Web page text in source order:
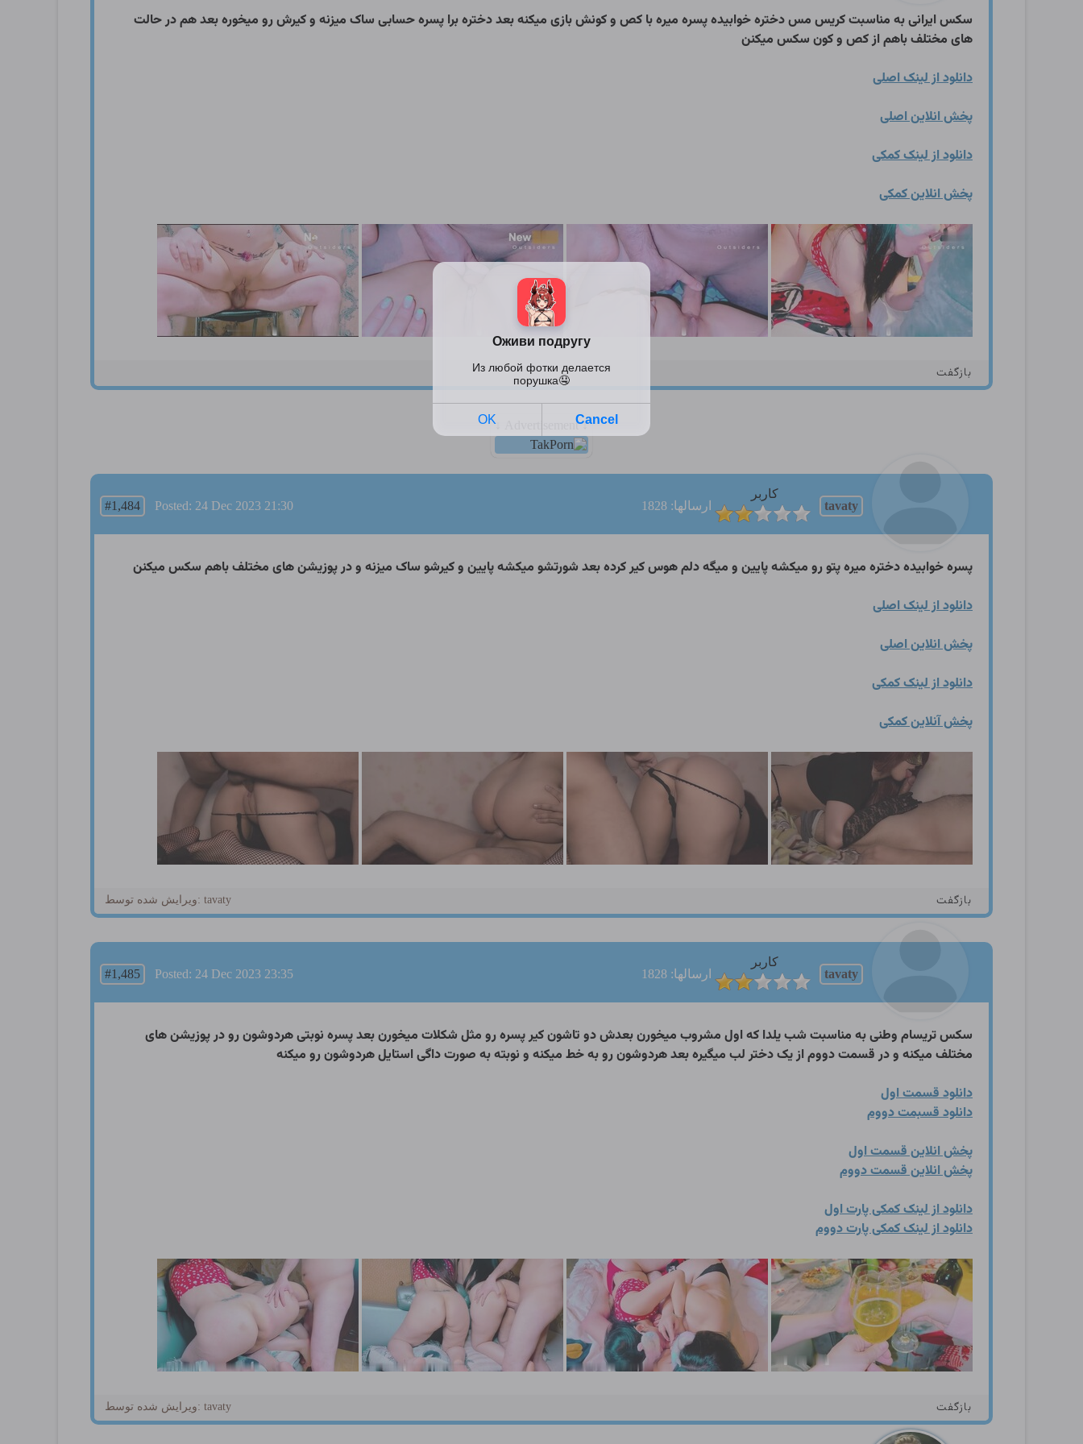
سکس ایرانی به مناسبت کریس مس دختره خوابیده پسره میره با کص و کونش بازی میکنه بعد دختره برا پسره حسابی ساک میزنه و کیرش رو میخوره بعد هم در حالت
های مختلف باهم از کص و کون سکس میکنن
دانلود از لینک اصلی
پخش انلاین اصلی
دانلود از لینک کمکی
پخش انلاین کمکی
بازگفت
↓ Advertisement ↓
tavaty
کاربر
ارسالها: 1828
#1,484 Posted: 24 Dec 2023 21:30
پسره خوابیده دختره میره پتو رو میکشه پایین و میگه دلم هوس کیر کرده بعد شورتشو میکشه پایین و کیرشو ساک میزنه و در پوزیشن های مختلف باهم سکس میکنن
دانلود از لینک اصلی
پخش انلاین اصلی
دانلود از لینک کمکی
پخش آنلاین کمکی
بازگفت ویرایش شده توسط: tavaty
tavaty
کاربر
ارسالها: 1828
#1,485 Posted: 24 Dec 2023 23:35
سکس تریسام وطنی به مناسبت شب یلدا که اول مشروب میخورن بعدش دو تاشون کیر پسره رو مثل شکلات میخورن بعد پسره نوبتی هردوشون رو در پوزیشن های
مختلف میکنه و در قسمت دووم از یک دختر لب میگیره بعد هردوشون رو به خط میکنه و نوبته به صورت داگی استایل هردوشون رو میکنه
دانلود قسمت اول
دانلود قسبمت دووم
پخش انلاین قسمت اول
پخش انلاین قسمت دووم
دانلود از لینک کمکی پارت اول
دانلود از لینک کمکی پارت دووم
بازگفت ویرایش شده توسط: tavaty